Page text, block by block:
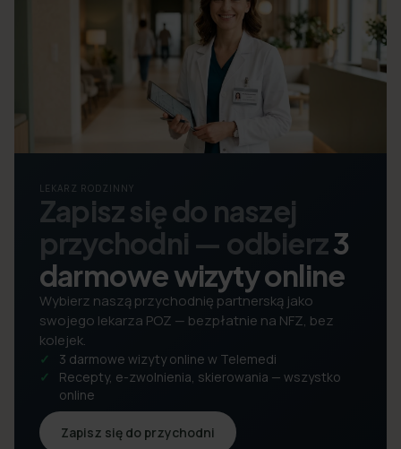
LEKARZ RODZINNY
Zapisz się do naszej
przychodni — odbierz3
darmowe wizyty online
Wybierz naszą przychodnię partnerską jako
swojego lekarza POZ — bezpłatnie na NFZ, bez
kolejek.
3 darmowe wizyty online w Telemedi
Recepty, e-zwolnienia, skierowania — wszystko
online
Zapisz się do przychodni